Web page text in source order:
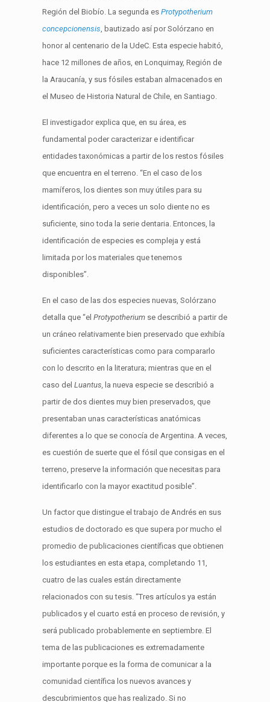
Región del Biobío. La segunda es Protypotherium
concepcionensis , bautizado así por Solórzano en
honor al centenario de la UdeC. Esta especie habitó,
hace 12 millones de años, en Lonquimay, Región de
la Araucanía, y sus fósiles estaban almacenados en
el Museo de Historia Natural de Chile, en Santiago.
El investigador explica que, en su área, es
fundamental poder caracterizar e identificar
entidades taxonómicas a partir de los restos fósiles
que encuentra en el terreno. “En el caso de los
mamíferos, los dientes son muy útiles para su
identificación, pero a veces un solo diente no es
suficiente, sino toda la serie dentaria. Entonces, la
identificación de especies es compleja y está
limitada por los materiales que tenemos
disponibles”.
En el caso de las dos especies nuevas, Solórzano
detalla que “el Protypotheriumse describió a partir de
un cráneo relativamente bien preservado que exhibía
suficientes características como para compararlo
con lo descrito en la literatura; mientras que en el
caso del Luantus, la nueva especie se describió a
partir de dos dientes muy bien preservados, que
presentaban unas características anatómicas
diferentes a lo que se conocía de Argentina. A veces,
es cuestión de suerte que el fósil que consigas en el
terreno, preserve la información que necesitas para
identificarlo con la mayor exactitud posible”.
Un factor que distingue el trabajo de Andrés en sus
estudios de doctorado es que supera por mucho el
promedio de publicaciones científicas que obtienen
los estudiantes en esta etapa, completando 11,
cuatro de las cuales están directamente
relacionados con su tesis. “Tres artículos ya están
publicados y el cuarto está en proceso de revisión, y
será publicado probablemente en septiembre. El
tema de las publicaciones es extremadamente
importante porque es la forma de comunicar a la
comunidad científica los nuevos avances y
descubrimientos que has realizado. Si no